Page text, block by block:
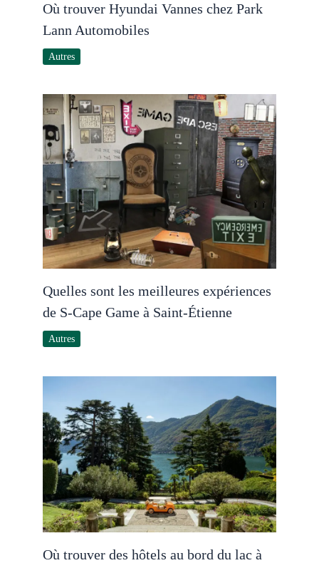
Où trouver Hyundai Vannes chez Park
Lann Automobiles
Autres
Quelles sont les meilleures expériences
de S-Cape Game à Saint-Étienne
Autres
Où trouver des hôtels au bord du lac à